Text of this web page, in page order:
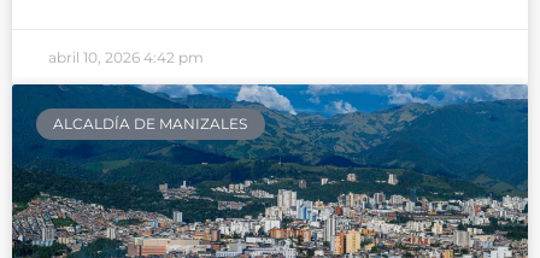
abril 10, 2026 4:42 pm
ALCALDÍA DE MANIZALES